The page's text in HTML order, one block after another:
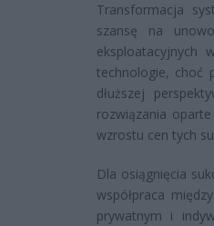
Transformacja
szansę na
eksploatacyjnych
technologie, choć
dłuższej
rozwiązania
wzrostu cen tych
Dla osiągnięcia
współpraca
prywatnym i